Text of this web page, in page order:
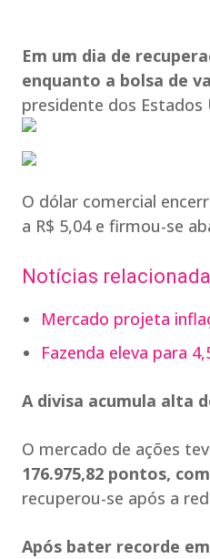
Em um dia de
enquanto a bolsa de
presidente dos
O dólar comercial
a R$ 5,04 e firmou-se
Notícias
Mercado projeta
Fazenda eleva para
A divisa acumula alta
O mercado de ações
176.975,82 pontos,
recuperou-se após a
Após bater recorde